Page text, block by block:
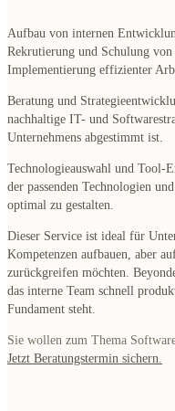
Aufbau von internen
Rekrutierung und Schulung
Implementierung effizienter
Beratung und
nachhaltige IT- und
Unternehmens abgestimmt ist.
Technologieauswahl und Tool-
der passenden Technologien
optimal zu gestalten.
Dieser Service ist ideal für
Kompetenzen aufbauen, aber
zurückgreifen möchten.
das interne Team schnell
Fundament steht.
Sie wollen zum Thema
Jetzt Beratungstermin sichern.